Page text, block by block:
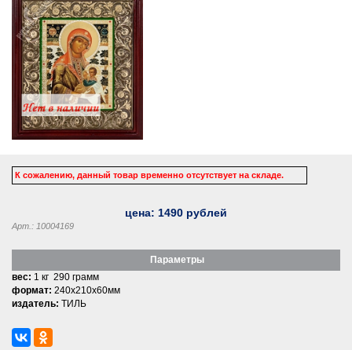
К сожалению, данный товар временно отсутствует на складе.
цена: 1490 рублей
Арт.: 10004169
Параметры
вес: 1 кг 290 грамм
формат: 240x210x60мм
издатель: ТИЛЬ